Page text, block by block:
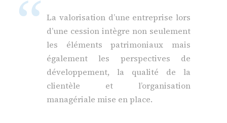
La valorisation d’une entreprise lors
d’une cession intègre non seulement
les éléments patrimoniaux mais
également les perspectives de
développement, la qualité de la
clientèle et l’organisation
managériale mise en place.